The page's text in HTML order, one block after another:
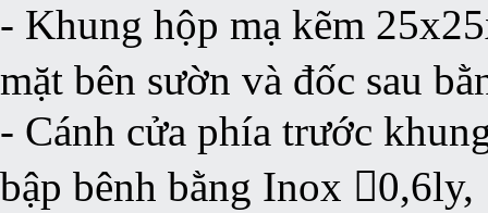
- Khung hộp mạ kẽm
mặt bên sườn và đốc sau
- Cánh cửa phía trước
bập bênh bằng Inox 0,6ly,